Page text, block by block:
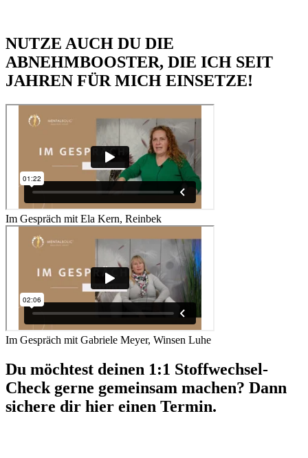
NUTZE AUCH DU DIE
ABNEHMBOOSTER, DIE ICH SEIT
JAHREN FÜR MICH EINSETZE!
Im Gespräch mit Ela Kern, Reinbek
Im Gespräch mit Gabriele Meyer, Winsen Luhe
Du möchtest deinen 1:1 Stoffwechsel-
Check gerne gemeinsam machen? Dann
sichere dir hier einen Termin.